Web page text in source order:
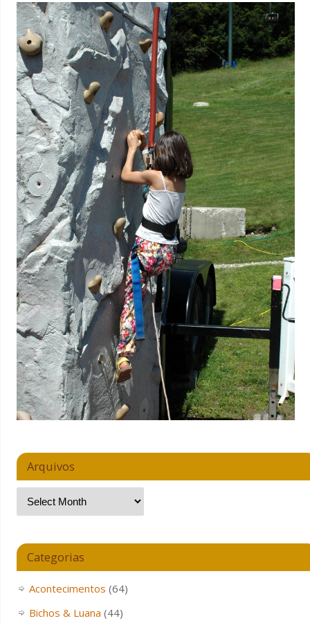
Arquivos
Categorias
Acontecimentos (64)
Bichos & Luana (44)